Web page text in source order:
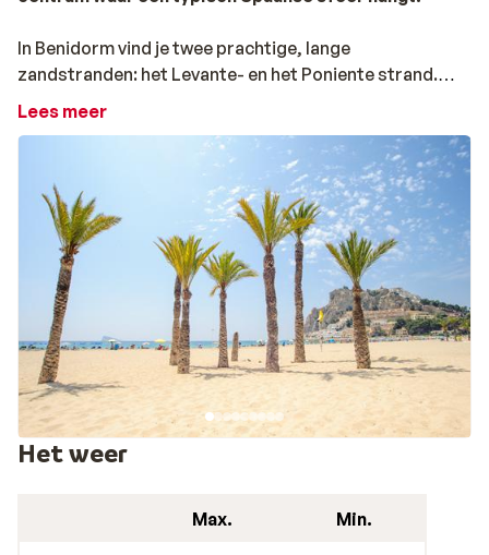
In Benidorm vind je twee prachtige, lange
zandstranden: het Levante- en het Poniente strand.
Langs beide stranden loopt een mooie boulevard met
mensen die gezellig aan het wandelen zijn. Achter de
boulevard ligt de zeer levendige hoofdstraat met
oneindig veel leuke, uiteenlopende winkels. Als je van
shoppen houdt, dan kun je hier echt je hart ophalen.
Spaans sfeertje
Als je van het ene naar het andere strand wandelt, dan
kom je langs het oorspronkelijke centrum van
Benidorm, waar een typisch Spaans sfeertje hangt. Je
kunt hier heerlijk door smalle straatjes slenteren,
neerstrijken op één van de terrassen of een kijkje
nemen op het mooi aangelegde balkon. Vanaf dit
balkon heb je een adembenemend uitzicht op de
bruisende badplaats aan de
Costa Blancazo
Lees meer
Het weer
Max. Min.